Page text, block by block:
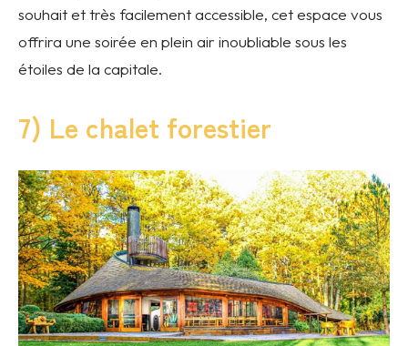
souhait et très facilement accessible, cet espace vous
offrira une soirée en plein air inoubliable sous les
étoiles de la capitale.
7) Le chalet forestier